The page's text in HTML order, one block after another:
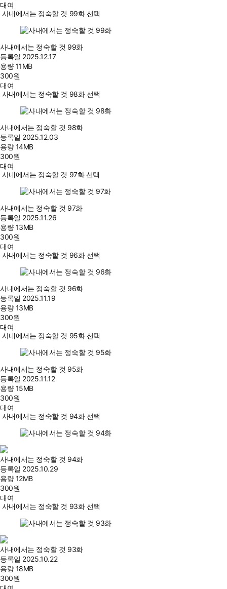
대여
사내에서는 정숙할 것 99화 선택
사내에서는 정숙할 것 99화
등록일 2025.12.17
용량11MB
300원
대여
사내에서는 정숙할 것 98화 선택
사내에서는 정숙할 것 98화
등록일 2025.12.03
용량14MB
300원
대여
사내에서는 정숙할 것 97화 선택
사내에서는 정숙할 것 97화
등록일 2025.11.26
용량13MB
300원
대여
사내에서는 정숙할 것 96화 선택
사내에서는 정숙할 것 96화
등록일 2025.11.19
용량13MB
300원
대여
사내에서는 정숙할 것 95화 선택
사내에서는 정숙할 것 95화
등록일 2025.11.12
용량15MB
300원
대여
사내에서는 정숙할 것 94화 선택
사내에서는 정숙할 것 94화
등록일 2025.10.29
용량12MB
300원
대여
사내에서는 정숙할 것 93화 선택
사내에서는 정숙할 것 93화
등록일 2025.10.22
용량18MB
300원